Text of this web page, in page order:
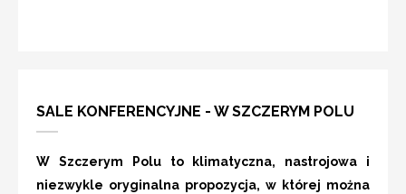
SALE KONFERENCYJNE - W SZCZERYM POLU
W Szczerym Polu to klimatyczna, nastrojowa i
niezwykle oryginalna propozycja, w której można